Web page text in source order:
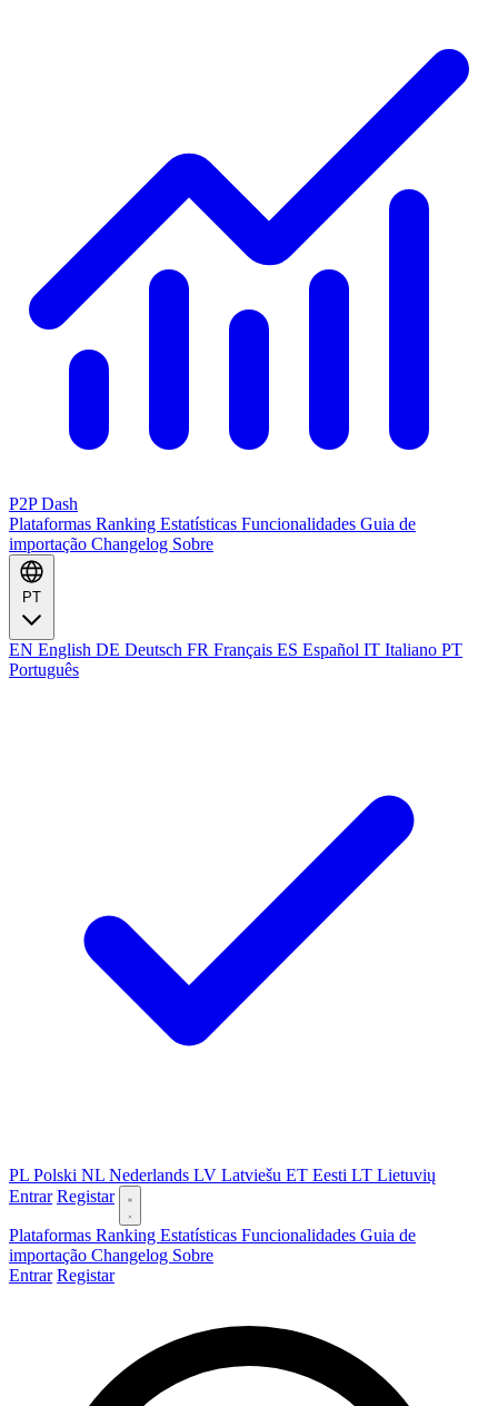
P2P Dash
Plataformas Ranking Estatísticas Funcionalidades Guia de
importação Changelog Sobre
PT
EN English DE Deutsch FR Français ES Español IT Italiano PT
Português
PL Polski NL Nederlands LV Latviešu ET Eesti LT Lietuvių
Entrar Registar
Plataformas Ranking Estatísticas Funcionalidades Guia de
importação Changelog Sobre
Entrar Registar